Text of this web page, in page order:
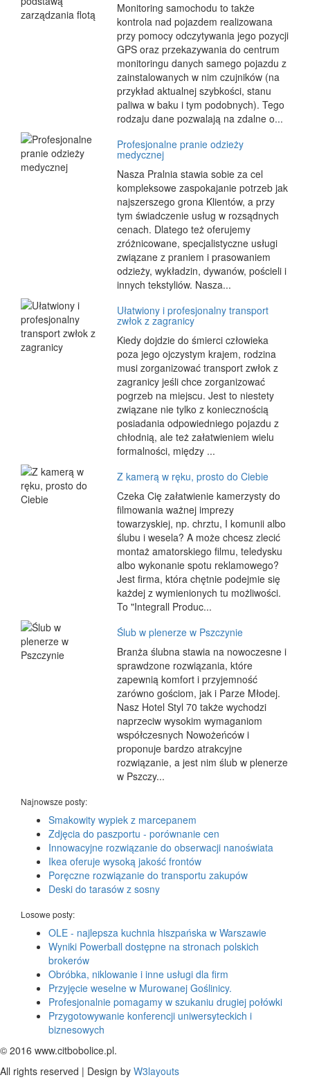
Monitoring samochodu to także
kontrola nad pojazdem realizowana
przy pomocy odczytywania jego pozycji
GPS oraz przekazywania do centrum
monitoringu danych samego pojazdu z
zainstalowanych w nim czujników (na
przykład aktualnej szybkości, stanu
paliwa w baku i tym podobnych). Tego
rodzaju dane pozwalają na zdalne o...
Profesjonalne pranie odzieży
medycznej
Nasza Pralnia stawia sobie za cel
kompleksowe zaspokajanie potrzeb jak
najszerszego grona Klientów, a przy
tym świadczenie usług w rozsądnych
cenach. Dlatego też oferujemy
zróżnicowane, specjalistyczne usługi
związane z praniem i prasowaniem
odzieży, wykładzin, dywanów, pościeli i
innych tekstyliów. Nasza...
Ułatwiony i profesjonalny transport
zwłok z zagranicy
Kiedy dojdzie do śmierci człowieka
poza jego ojczystym krajem, rodzina
musi zorganizować transport zwłok z
zagranicy jeśli chce zorganizować
pogrzeb na miejscu. Jest to niestety
związane nie tylko z koniecznością
posiadania odpowiedniego pojazdu z
chłodnią, ale też załatwieniem wielu
formalności, między ...
Z kamerą w ręku, prosto do Ciebie
Czeka Cię załatwienie kamerzysty do
filmowania ważnej imprezy
towarzyskiej, np. chrztu, I komunii albo
ślubu i wesela? A może chcesz zlecić
montaż amatorskiego filmu, teledysku
albo wykonanie spotu reklamowego?
Jest firma, która chętnie podejmie się
każdej z wymienionych tu możliwości.
To "Integrall Produc...
Ślub w plenerze w Pszczynie
Branża ślubna stawia na nowoczesne i
sprawdzone rozwiązania, które
zapewnią komfort i przyjemność
zarówno gościom, jak i Parze Młodej.
Nasz Hotel Styl 70 także wychodzi
naprzeciw wysokim wymaganiom
współczesnych Nowożeńców i
proponuje bardzo atrakcyjne
rozwiązanie, a jest nim ślub w plenerze
w Pszczy...
Najnowsze posty:
Smakowity wypiek z marcepanem
Zdjęcia do paszportu - porównanie cen
Innowacyjne rozwiązanie do obserwacji nanoświata
Ikea oferuje wysoką jakość frontów
Poręczne rozwiązanie do transportu zakupów
Deski do tarasów z sosny
Losowe posty:
OLE - najlepsza kuchnia hiszpańska w Warszawie
Wyniki Powerball dostępne na stronach polskich
brokerów
Obróbka, niklowanie i inne usługi dla firm
Przyjęcie weselne w Murowanej Goślinicy.
Profesjonalnie pomagamy w szukaniu drugiej połówki
Przygotowywanie konferencji uniwersyteckich i
biznesowych
© 2016 www.citbobolice.pl.
All rights reserved | Design by W3layouts